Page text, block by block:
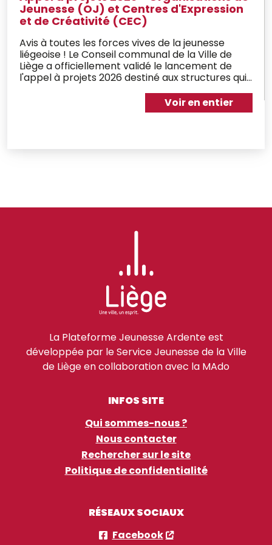
Jeunesse (OJ) et Centres d'Expression
et de Créativité (CEC)
Avis à toutes les forces vives de la jeunesse
liégeoise ! Le Conseil communal de la Ville de
Liège a officiellement validé le lancement de
l'appel à projets 2026 destiné aux structures qui
fourmillez d'idées pour rassembler les jeunes,
stimuler leur expression ou renforcer leur rôle de
Voir en entier
La Plateforme Jeunesse Ardente est
développée par le Service Jeunesse de la Ville
de Liège en collaboration avec la MAdo
INFOS SITE
Qui sommes-nous ?
Nous contacter
Rechercher sur le site
Politique de confidentialité
RÉSEAUX SOCIAUX
Facebook